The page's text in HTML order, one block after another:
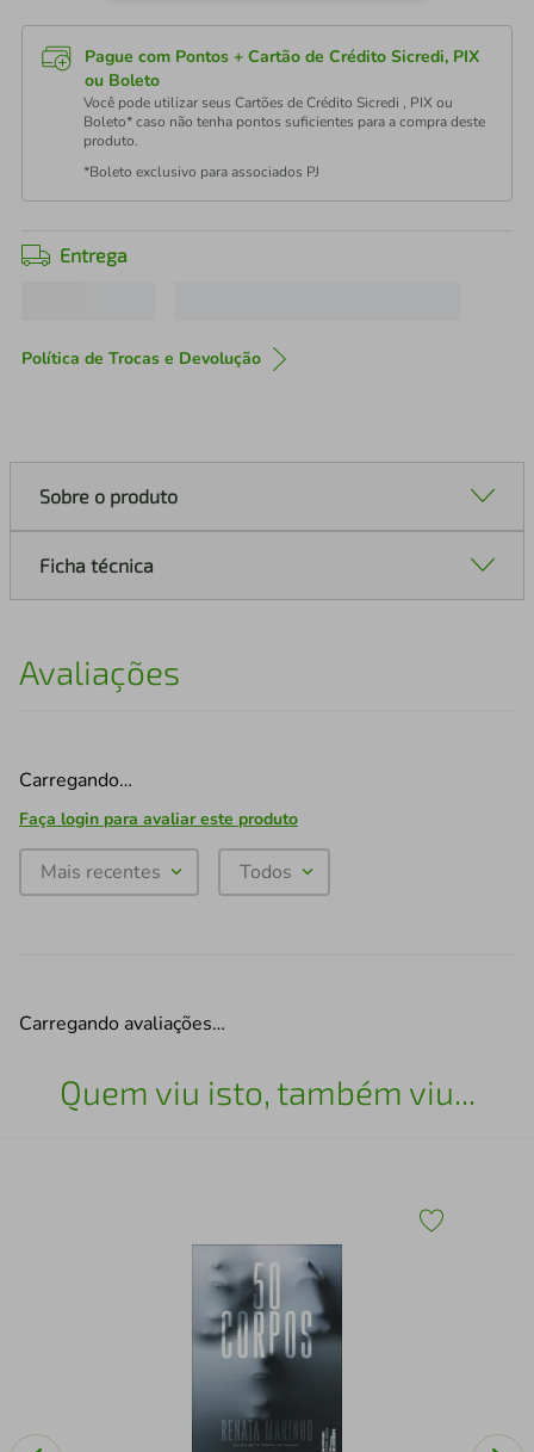
Pague com Pontos + Cartão de Crédito Sicredi, PIX
ou Boleto
Você pode utilizar seus Cartões de Crédito Sicredi , PIX ou
Boleto* caso não tenha pontos suficientes para a compra deste
produto.
*Boleto exclusivo para associados PJ
Entrega
Política de Trocas e Devolução
Sobre o produto
Ficha técnica
Avaliações
Carregando…
Faça login para avaliar este produto
Mais recentes Todos
Carregando avaliações…
Quem viu isto, também viu...